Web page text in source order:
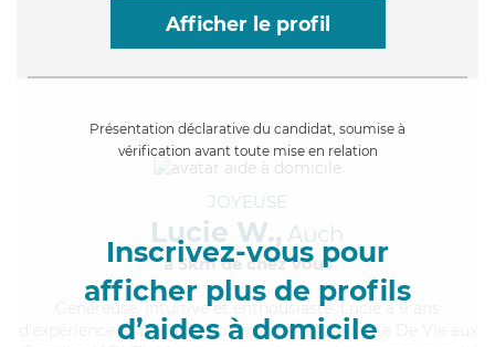
Afficher le profil
Présentation déclarative du candidat, soumise à
vérification avant toute mise en relation
Inscrivez-vous pour
afficher plus de profils
d’aides à domicile
JOYEUSE
Lucie W., Auch
à 5km de chez Vous
, intuitive et enthousiaste, Lucie a 9 ans
d'expérience et possède un diplôme d'Assistante De Vie aux